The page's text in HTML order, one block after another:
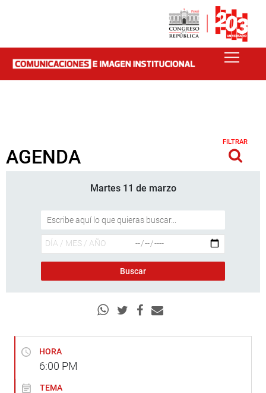
AGENDA
FILTRAR
Martes 11 de marzo
HORA
6:00 PM
TEMA